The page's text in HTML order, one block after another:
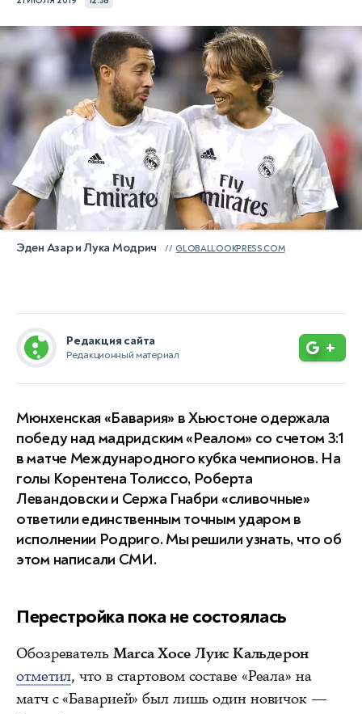
Эден Азар и Лука Модрич GLOBALLOOKPRESS.COM
Редакция сайта
Редакционный материал +
Мюнхенская «Бавария» в Хьюстоне одержала
победу над мадридским «Реалом» со счетом 3:1
в матче Международного кубка чемпионов. На
голы Корентена Толиссо, Роберта
Левандовски и Сержа Гнабри «сливочные»
ответили единственным точным ударом в
исполнении Родриго. Мы решили узнать, что об
этом написали СМИ.
Перестройка пока не состоялась
Обозреватель Marca Хосе Луис Кальдерон
отметил, что в стартовом составе «Реала» на
матч с «Баварией» был лишь один новичок —